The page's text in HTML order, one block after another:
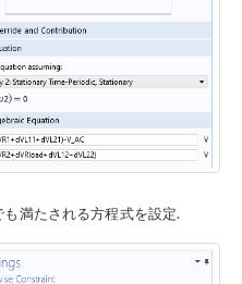
満たされる方程式を設定.